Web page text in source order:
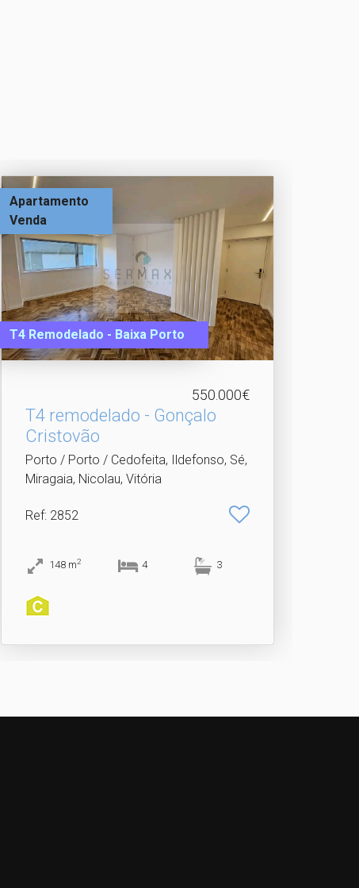
Apartamento
Venda
T4 Remodelado - Baixa Porto
550.000€
T4 remodelado - Gonçalo
Cristovão
Porto / Porto / Cedofeita, Ildefonso, Sé,
Miragaia, Nicolau, Vitória
Ref: 2852
148 m2 4 3